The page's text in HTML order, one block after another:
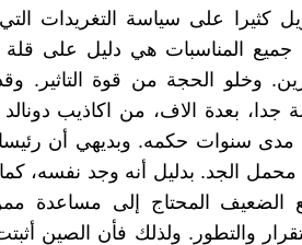
كثيرا على سياسة التغريدات
المناسبات هي دليل على قلة
وخلو الحجة من قوة
جدا، بعدة الاف، من اكاذيب
سنوات حكمه. وبديهي أن
الجد. بدليل أنه وجد نفسه،
الضعيف المحتاج إلى
والتطور. ولذلك فأن الصين